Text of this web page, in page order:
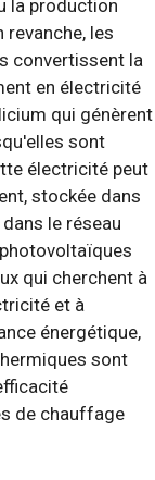
la production
revanche, les
convertissent la
en électricité
qui génèrent
sont
électricité peut
stockée dans
le réseau
qui cherchent à
et à
énergétique,
sont
de chauffage